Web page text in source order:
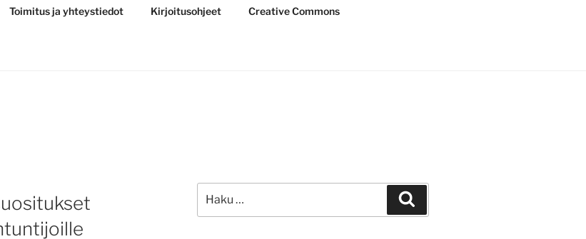
Toimitus ja yhteystiedot Kirjoitusohjeet Creative Commons